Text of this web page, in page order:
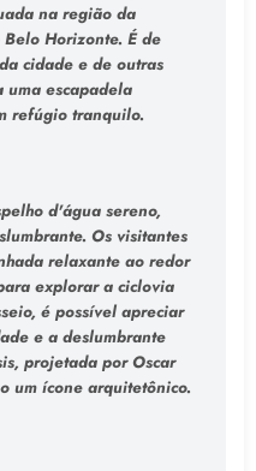
na região da
Horizonte. É de
cidade e de outras
uma escapadela
refúgio tranquilo.
d'água sereno,
Os visitantes
relaxante ao redor
explorar a ciclovia
é possível apreciar
e a deslumbrante
projetada por Oscar
um ícone arquitetônico.